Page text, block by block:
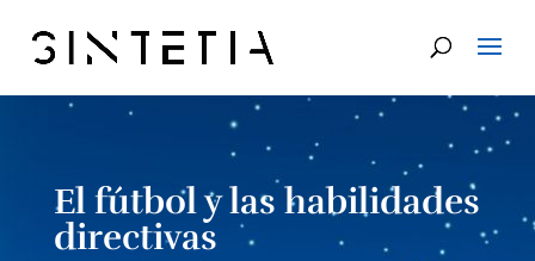
El fútbol y las habilidades
directivas